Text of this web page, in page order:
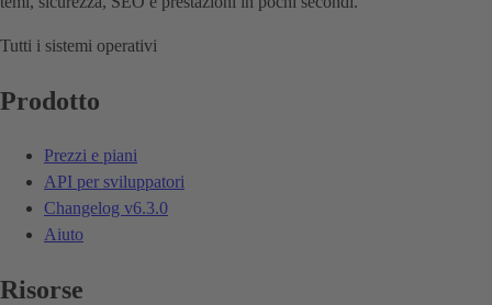
Tutti i sistemi operativi
Prodotto
Prezzi e piani
API per sviluppatori
Changelog v6.3.0
Aiuto
Risorse